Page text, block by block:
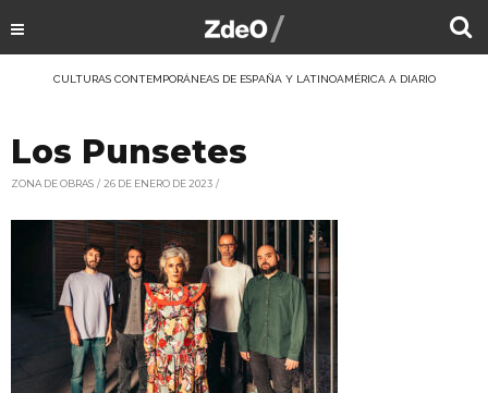
CULTURAS CONTEMPORÁNEAS DE ESPAÑA Y LATINOAMÉRICA A DIARIO
Los Punsetes
ZONA DE OBRAS 26 DE ENERO DE 2023